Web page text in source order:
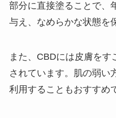
部分に直接塗ることで、
与え、なめらかな状態を
また、CBDには皮膚を
されています。肌の弱い
利用することもおすすめ